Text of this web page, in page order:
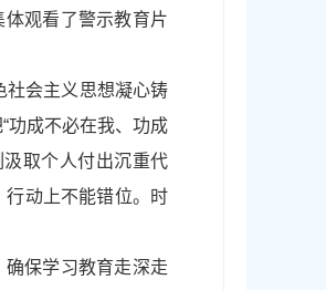
观看了警示教育片
社会主义思想凝心铸
功成不必在我、功成
取个人付出沉重代
行动上不能错位。时
保学习教育走深走